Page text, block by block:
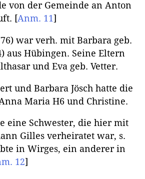
von der Gemeinde an Anton
[Anm. 11]
war verh. mit Barbara geb.
aus Hübingen. Seine Eltern
und Eva geb. Vetter.
und Barbara Jösch hatte die
Maria H6 und Christine.
eine Schwester, die hier mit
Gilles verheiratet war, s.
in Wirges, ein anderer in
12]